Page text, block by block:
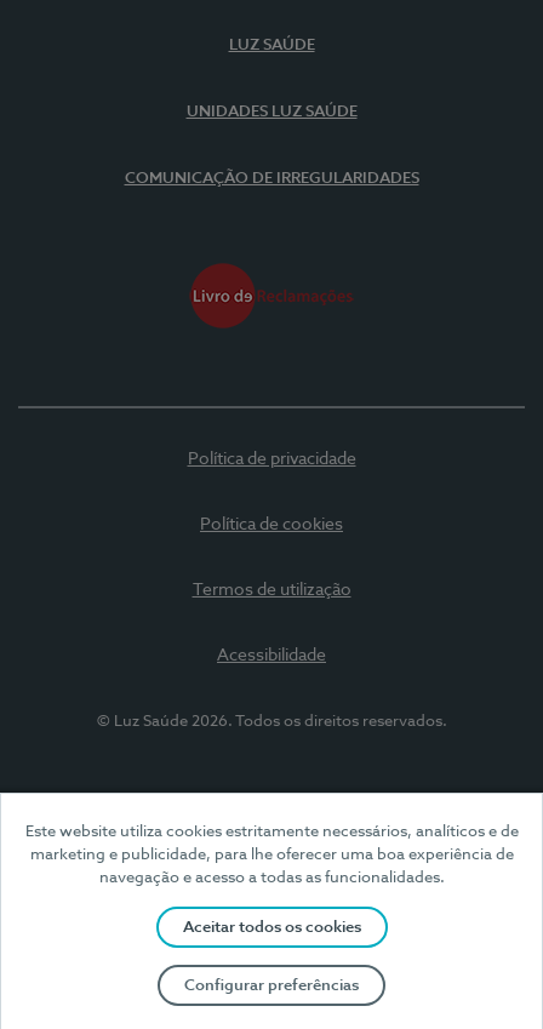
Este website utiliza cookies estritamente necessários, analíticos e de
marketing e publicidade, para lhe oferecer uma boa experiência de
navegação e acesso a todas as funcionalidades.
Aceitar todos os cookies
Configurar preferências
LUZ SAÚDE
UNIDADES LUZ SAÚDE
COMUNICAÇÃO DE IRREGULARIDADES
Política de privacidade
Política de cookies
Termos de utilização
Acessibilidade
© Luz Saúde 2026. Todos os direitos reservados.